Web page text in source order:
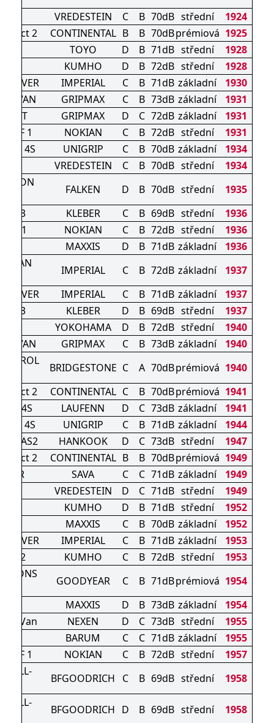
VREDESTEIN C B 70dB střední
1924
2
CONTINENTAL B B 70dBprémiová 1925
TOYO D B 71dB střední
1928
KUMHO D B 72dB střední
1928
DRIVER
IMPERIAL C B 71dB základní
1930
S VAN
GRIPMAX C B 73dB základní
1931
A/T
GRIPMAX D C 72dB základní
1931
1
NOKIAN C B 72dB střední
1931
4S
UNIGRIP C B 70dB základní
1934
VREDESTEIN C B 70dB střední
1934
FALKEN D B 70dB střední
1935
3
KLEBER C B 69dB střední
1936
1
NOKIAN C B 72dB střední
1936
MAXXIS D B 71dB základní
1936
VAN
IMPERIAL C B 72dB základní
1937
DRIVER
IMPERIAL C B 71dB základní
1937
3
KLEBER D B 69dB střední
1937
YOKOHAMA D B 72dB střední
1940
S VAN
GRIPMAX C B 73dB základní
1940
BRIDGESTONE C A 70dBprémiová 1940
2
CONTINENTAL C B 70dBprémiová 1941
4S
LAUFENN D C 73dB základní
1941
4S
UNIGRIP C B 71dB základní
1944
ST AS2
HANKOOK D C 73dB střední
1947
2
CONTINENTAL B B 70dBprémiová 1949
SAVA C C 71dB základní
1949
VREDESTEIN D C 71dB střední
1949
KUMHO D B 71dB střední
1952
MAXXIS C B 70dB základní
1952
DRIVER
IMPERIAL C B 71dB základní
1953
KUMHO C B 72dB střední
1953
GOODYEAR C B 71dBprémiová 1954
MAXXIS D B 73dB základní
1954
Van
NEXEN D C 73dB střední
1955
BARUM C C 71dB základní
1955
1
NOKIAN C B 72dB střední
1957
ALL-
BFGOODRICH C B 69dB střední
1958
ALL-
BFGOODRICH D B 69dB střední
1958